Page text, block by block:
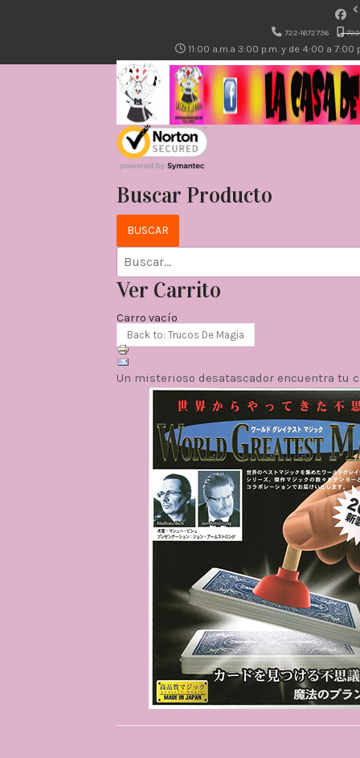
722-1672736
11:00 a.m.a 3:00 p.m. y de 4:00 a 7:00
Buscar Producto
Ver Carrito
Carro vacío
Back to: Trucos De Magia
Un misterioso desatascador encuentra tu